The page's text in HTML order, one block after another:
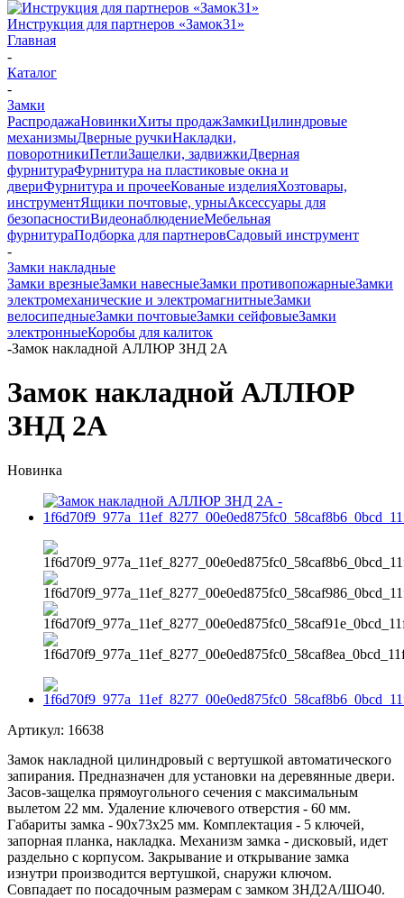
Инструкция для партнеров «Замок31»
Главная
-
Каталог
-
Замки
РаспродажаНовинкиХиты продажЗамкиЦилиндровые
механизмыДверные ручкиНакладки,
поворотникиПетлиЗащелки, задвижкиДверная
фурнитураФурнитура на пластиковые окна и
двериФурнитура и прочееКованые изделияХозтовары,
инструментЯщики почтовые, урныАксессуары для
безопасностиВидеонаблюдениеМебельная
фурнитураПодборка для партнеровСадовый инструмент
-
Замки накладные
Замки врезныеЗамки навесныеЗамки противопожарныеЗамки
электромеханические и электромагнитныеЗамки
велосипедныеЗамки почтовыеЗамки сейфовыеЗамки
электронныеКоробы для калиток
-Замок накладной АЛЛЮР ЗНД 2А
Замок накладной АЛЛЮР
ЗНД 2А
Новинка
Артикул: 16638
Замок накладной цилиндровый с вертушкой автоматического
запирания. Предназначен для установки на деревянные двери.
Засов-защелка прямоугольного сечения с максимальным
вылетом 22 мм. Удаление ключевого отверстия - 60 мм.
Габариты замка - 90х73х25 мм. Комплектация - 5 ключей,
запорная планка, накладка. Механизм замка - дисковый, идет
раздельно с корпусом. Закрывание и открывание замка
изнутри производится вертушкой, снаружи ключом.
Совпадает по посадочным размерам с замком ЗНД2А/ШО40.